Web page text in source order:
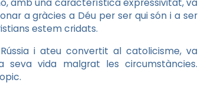
amb una característica expressivitat, va
a gràcies a Déu per ser qui són i a ser
estem cridats.
i ateu convertit al catolicisme, va
vida malgrat les circumstàncies.